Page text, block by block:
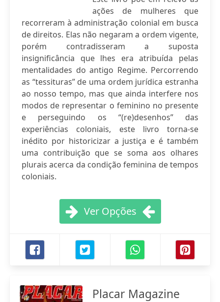
ações de mulheres que
recorreram à administração colonial em busca
de direitos. Elas não negaram a ordem vigente,
porém contradisseram a suposta
insignificância que lhes era atribuída pelas
mentalidades do antigo Regime. Percorrendo
as “tessituras” de uma ordem jurídica estranha
ao nosso tempo, mas que ainda interfere nos
modos de representar o feminino no presente
e perseguindo os “(re)desenhos” das
experiências coloniais, este livro torna-se
inédito por historicizar a justiça e é também
uma contribuição que se soma aos olhares
plurais acerca da condição feminina de tempos
coloniais.
Ver Opções
Placar Magazine